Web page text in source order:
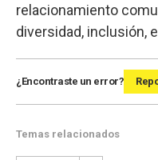
relacionamiento
diversidad, inclusión,
¿Encontraste un error?
Temas relacionados